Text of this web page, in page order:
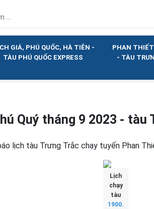
GIÁ, PHÚ QUỐC, HÀ TIÊN -
TÀU PHÚ QUỐC EXPRESS
PHAN THIẾT
- TÀU
Quý tháng 9 2023 - tàu
lịch tàu Trưng Trắc chạy tuyến Phan
Lịch
chạy
tàu
1900.